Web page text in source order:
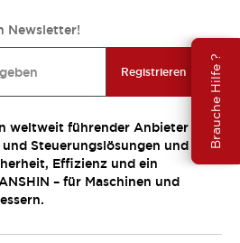
Brauche Hilfe ?
Newsletter!
Registrieren
weltweit führender Anbieter
Steuerungslösungen und
Effizienz und ein
– für Maschinen und